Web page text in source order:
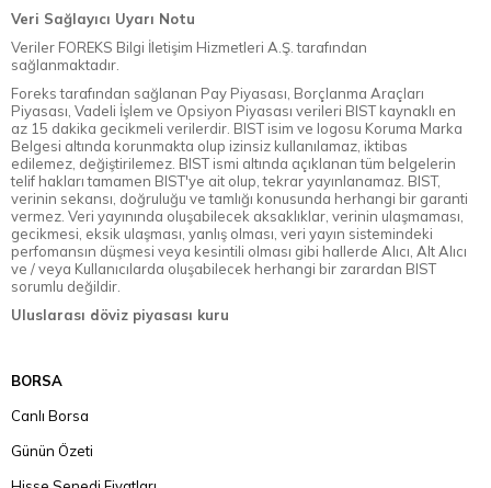
Veri Sağlayıcı Uyarı Notu
Veriler FOREKS Bilgi İletişim Hizmetleri A.Ş. tarafından
sağlanmaktadır.
Foreks tarafından sağlanan Pay Piyasası, Borçlanma Araçları
Piyasası, Vadeli İşlem ve Opsiyon Piyasası verileri BIST kaynaklı en
az 15 dakika gecikmeli verilerdir. BIST isim ve logosu Koruma Marka
Belgesi altında korunmakta olup izinsiz kullanılamaz, iktibas
edilemez, değiştirilemez. BIST ismi altında açıklanan tüm belgelerin
telif hakları tamamen BIST'ye ait olup, tekrar yayınlanamaz. BIST,
verinin sekansı, doğruluğu ve tamlığı konusunda herhangi bir garanti
vermez. Veri yayınında oluşabilecek aksaklıklar, verinin ulaşmaması,
gecikmesi, eksik ulaşması, yanlış olması, veri yayın sistemindeki
perfomansın düşmesi veya kesintili olması gibi hallerde Alıcı, Alt Alıcı
ve / veya Kullanıcılarda oluşabilecek herhangi bir zarardan BIST
sorumlu değildir.
Uluslarası döviz piyasası kuru
BORSA
Canlı Borsa
Günün Özeti